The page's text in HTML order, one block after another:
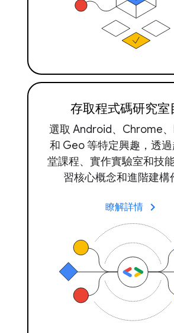
存取程式碼研究室
選取 Android、Chrome
和 Geo 等特定興趣，透
堂課程、實作實驗室和技
習核心概念和進階建構
瞭解詳情 keyboard_arrow_right